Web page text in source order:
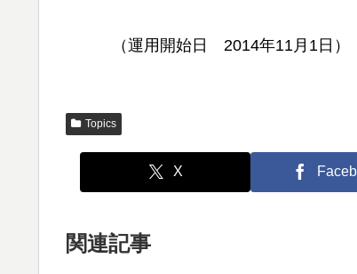
（運用開始日 2014年11月1日
Topics
X
関連記事